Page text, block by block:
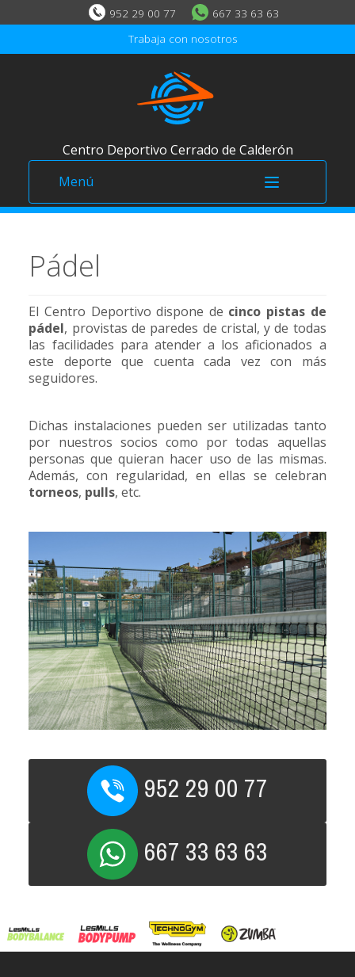
952 29 00 77
667 33 63 63
Trabaja con nosotros
Centro Deportivo Cerrado de Calderón
Menú
Horarios
Oferta Deportiva
Pádel
Fitness
Reservas y alquileres
Visita Virtual
Contactar
Pádel
El Centro Deportivo dispone de cinco pistas de
pádel, provistas de paredes de cristal, y de todas
las facilidades para atender a los aficionados a
este deporte que cuenta cada vez con más
seguidores.
Dichas instalaciones pueden ser utilizadas tanto
por nuestros socios como por todas aquellas
personas que quieran hacer uso de las mismas.
Además, con regularidad, en ellas se celebran
torneos, pulls, etc.
952 29 00 77
667 33 63 63